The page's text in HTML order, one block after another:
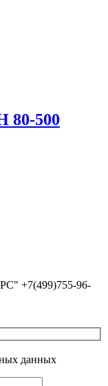
80-500
+7(499)755-96-
данных